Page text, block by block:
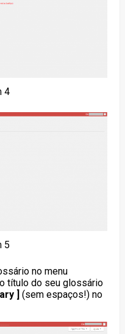
4
5
no menu
título do seu glossário
] (sem espaços!) no